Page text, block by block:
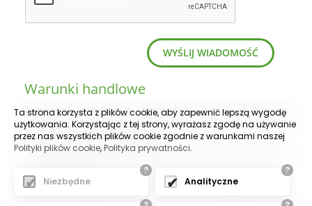
Warunki handlowe
Zamówienie przesłane do naszej firmy jest dla Kupującego
obowiązujące. Sprzedający nie ponosi odpowiedzialności za błędne
zamówienie ze strony Kupującego.
Na zakupiony towar udzielamy gwarancji zgodnie z Kodeksem
Handlowym. Jeśli nie jest to inaczej wskazane udzielamy 12-sto
miesięcznej gwarancji.
Ta strona korzysta z plików cookie, aby zapewnić lepszą wygodę
użytkowania. Korzystając z tej strony, wyrażasz zgodę na używanie
przez nas wszystkich plików cookie zgodnie z warunkami naszej
Polityki plików cookie, Polityka prywatności.
?
Niezbędne
?
Analityczne